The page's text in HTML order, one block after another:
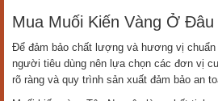
Mua Muối Kiến Vàng Ở
Để đảm bảo chất lượng và hương vị chuẩn
người tiêu dùng nên lựa chọn các đơn vị
rõ ràng và quy trình sản xuất đảm bảo an